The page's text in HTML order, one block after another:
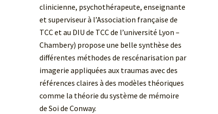
clinicienne, psychothérapeute, enseignante
et superviseur à l’Association française de
TCC et au DIU de TCC de l’université Lyon –
Chambery) propose une belle synthèse des
différentes méthodes de rescénarisation par
imagerie appliquées aux traumas avec des
références claires à des modèles théoriques
comme la théorie du système de mémoire
de Soi de Conway.